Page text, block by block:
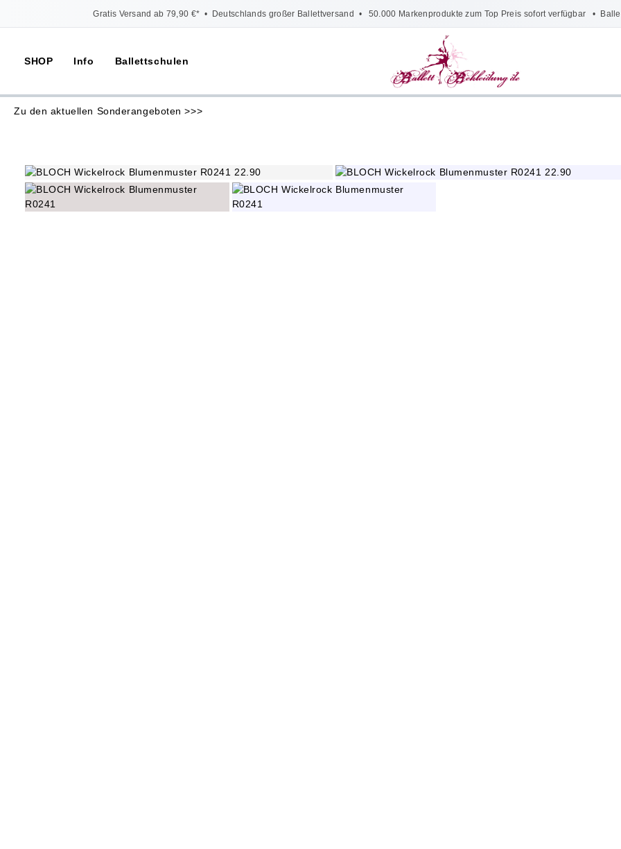
Gratis Versand ab 79,90 €* • Deutschlands großer Ballettversand • 50.000 Markenprodukte zum Top Preis sofort verfügbar •
SHOP Info Ballettschulen
Zu den aktuellen Sonderangeboten >>>